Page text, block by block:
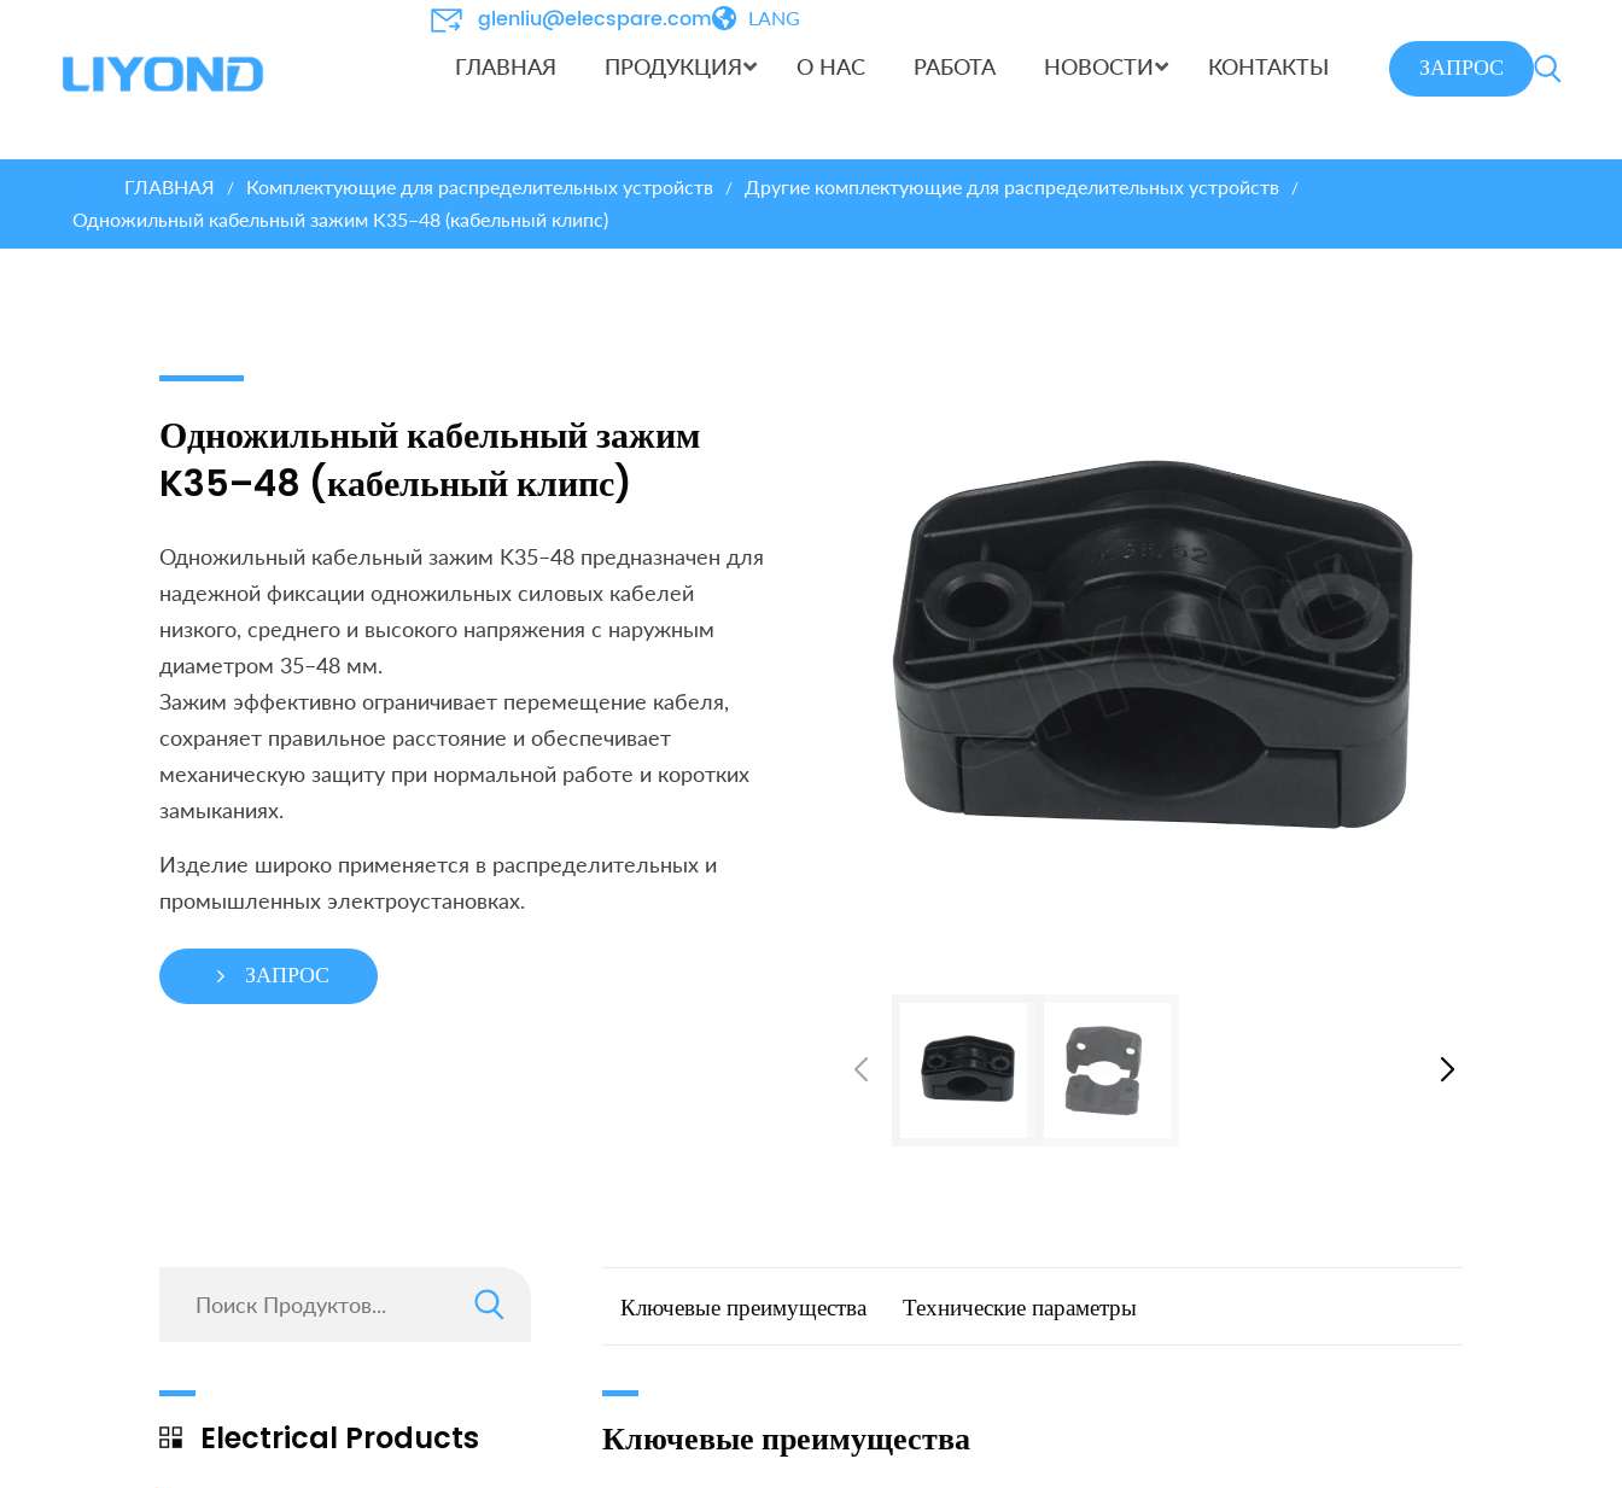
glenliu@elecspare.com LANG
ГЛАВНАЯ ПРОДУКЦИЯ О НАС РАБОТА НОВОСТИ КОНТАКТЫ ЗАПРОС
ГЛАВНАЯ / Комплектующие для распределительных устройств / Другие комплектующие для распределительных устройств /
Одножильный кабельный зажим K35–48 (кабельный клипс)
Одножильный кабельный зажим
K35–48 (кабельный клипс)
Одножильный кабельный зажим K35–48 предназначен для
надежной фиксации одножильных силовых кабелей
низкого, среднего и высокого напряжения с наружным
диаметром 35–48 мм.
Зажим эффективно ограничивает перемещение кабеля,
сохраняет правильное расстояние и обеспечивает
механическую защиту при нормальной работе и коротких
замыканиях.
Изделие широко применяется в распределительных и
промышленных электроустановках.
ЗАПРОС
Electrical Products
Ключевые преимущества Технические параметры
Ключевые преимущества